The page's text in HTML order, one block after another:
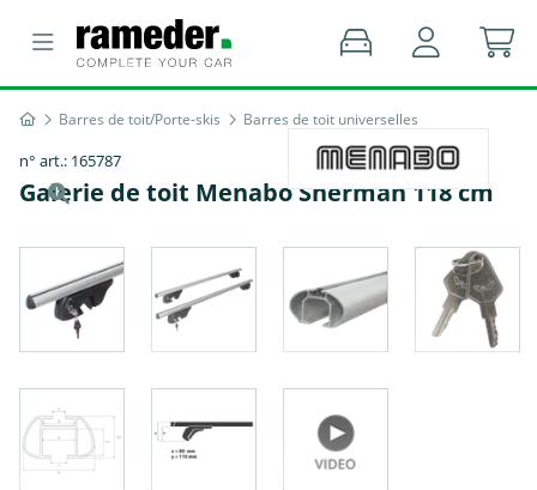
Barres de toit/Porte-skis Barres de toit universelles
n° art.: 165787
Galerie de toit Menabo Sherman 118 cm